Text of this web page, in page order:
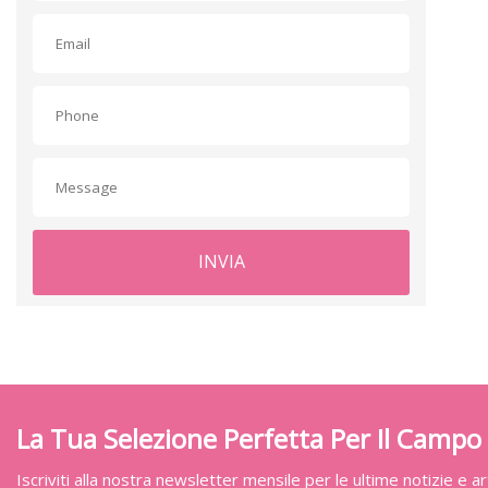
INVIA
La Tua Selezione Perfetta Per Il
Iscriviti alla nostra newsletter mensile per le ultime notizie e